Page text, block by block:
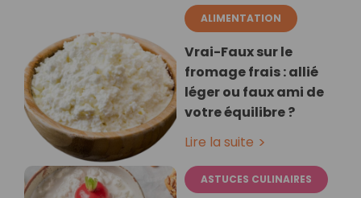
ALIMENTATION
Vrai-Faux sur le
fromage frais : allié
léger ou faux ami de
votre équilibre ?
Lire la suite
ASTUCES CULINAIRES